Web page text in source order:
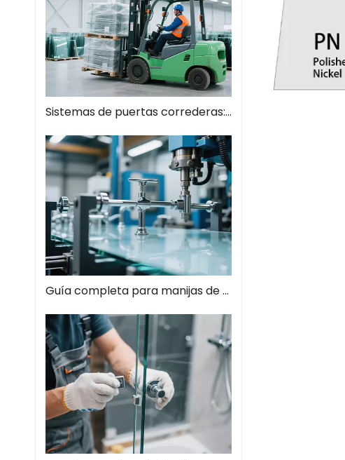
Sistemas de puertas correderas: guía completa de soluciones espaciales modernas
Guía completa para manijas de tiros de vidrio: el estilo se encuentra con la función